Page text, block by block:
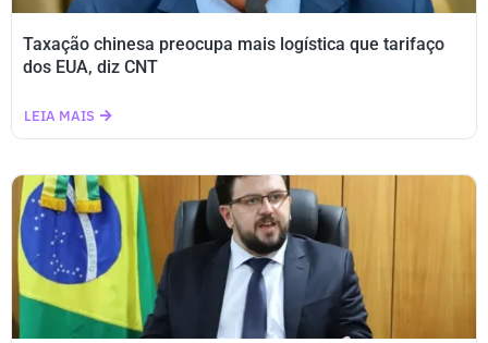
Taxação chinesa preocupa mais logística que tarifaço
dos EUA, diz CNT
LEIA MAIS